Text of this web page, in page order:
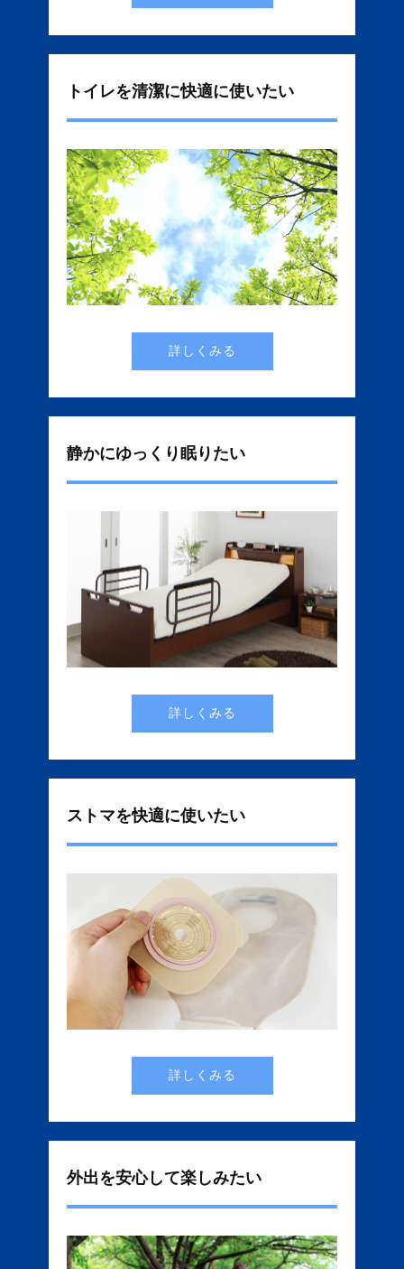
トイレを清潔に快適に使いたい
詳しくみる
静かにゆっくり眠りたい
詳しくみる
ストマを快適に使いたい
詳しくみる
外出を安心して楽しみたい